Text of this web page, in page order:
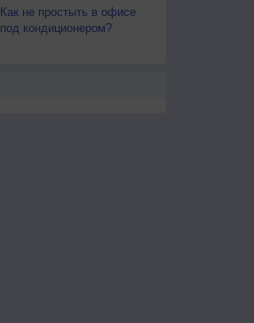
Как не простыть в офисе
под кондиционером?